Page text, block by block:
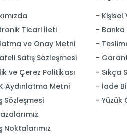
Ticari İleti
ve Onay Metni
Satış Sözleşmesi
ve Çerez Politikası
Aydınlatma Metni
Sözleşmesi
Noktalarımız
Kişisel
Banka
Sıkça
İade
Yüzük